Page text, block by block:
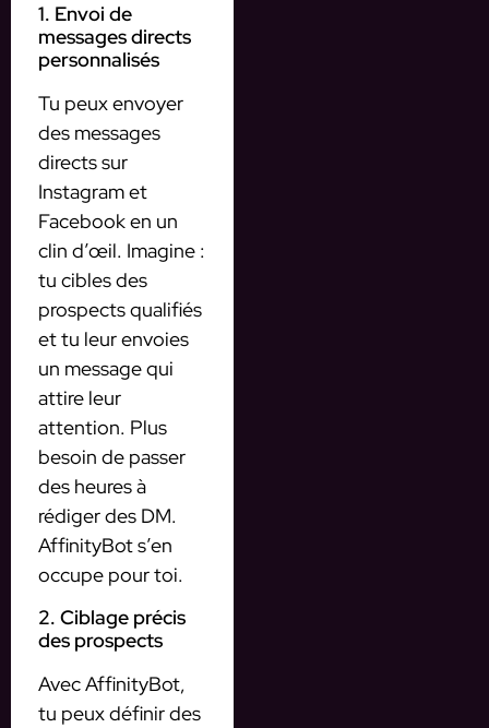
1. Envoi de
messages directs
personnalisés
Tu peux envoyer
des messages
directs sur
Instagram et
Facebook en un
clin d’œil. Imagine :
tu cibles des
prospects qualifiés
et tu leur envoies
un message qui
attire leur
attention. Plus
besoin de passer
des heures à
rédiger des DM.
AffinityBot s’en
occupe pour toi.
2. Ciblage précis
des prospects
Avec AffinityBot,
tu peux définir des